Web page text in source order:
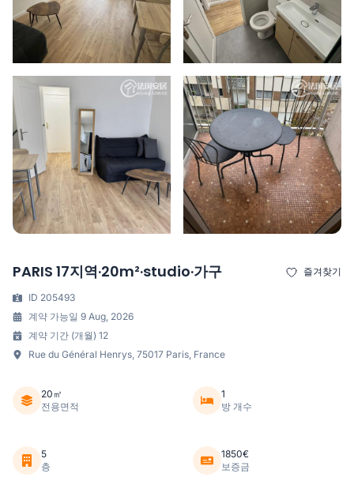
PARIS 17지역·20m²·studio·가구 즐겨찾기
ID 205493
계약 가능일 9 Aug, 2026
계약 기간 (개월) 12
Rue du Général Henrys, 75017 Paris, France
20㎡
전용면적
1
방 개수
5
층
1850€
보증금